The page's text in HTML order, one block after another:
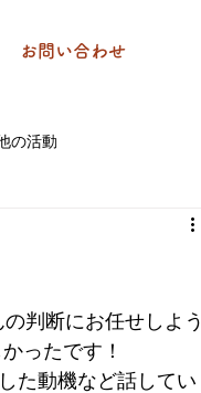
お問い合わせ
の活動
判断にお任せしよう
ったです！
た動機など話してい